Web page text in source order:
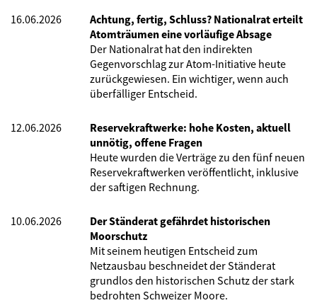
16.06.2026
Achtung, fertig, Schluss? Nationalrat erteilt
Atomträumen eine vorläufige Absage
Der Nationalrat hat den indirekten
Gegenvorschlag zur Atom-Initiative heute
zurückgewiesen. Ein wichtiger, wenn auch
überfälliger Entscheid.
12.06.2026
Reservekraftwerke: hohe Kosten, aktuell
unnötig, offene Fragen
Heute wurden die Verträge zu den fünf neuen
Reservekraftwerken veröffentlicht, inklusive
der saftigen Rechnung.
10.06.2026
Der Ständerat gefährdet historischen
Moorschutz
Mit seinem heutigen Entscheid zum
Netzausbau beschneidet der Ständerat
grundlos den historischen Schutz der stark
bedrohten Schweizer Moore.